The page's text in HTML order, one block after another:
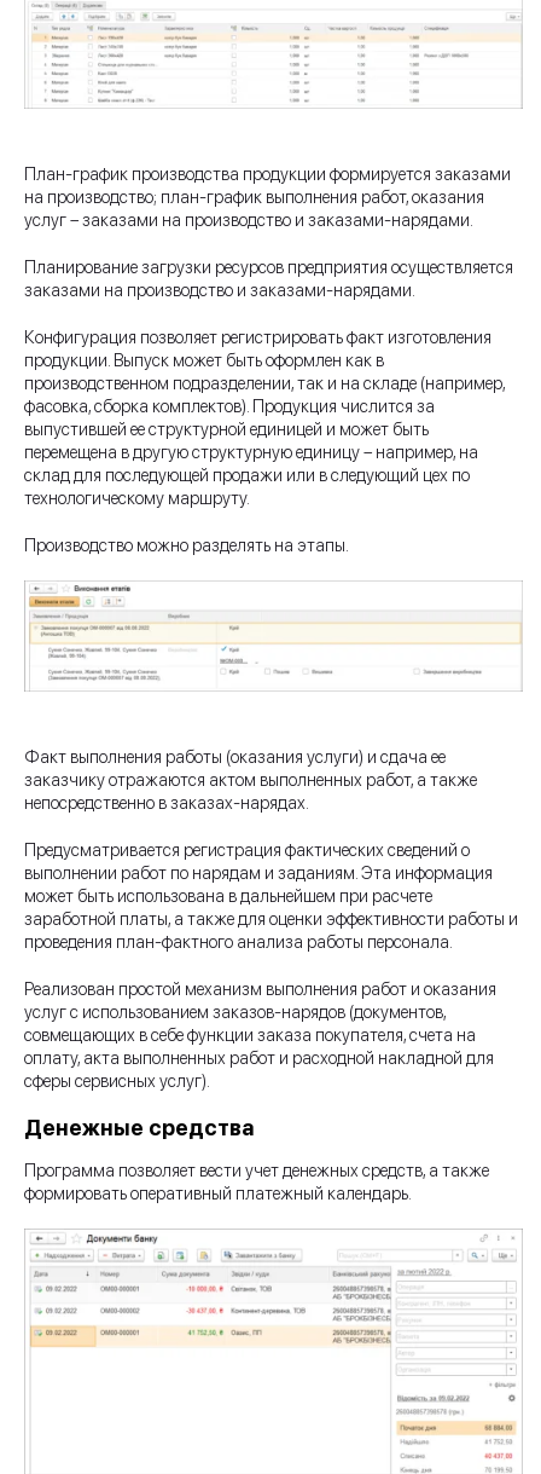
План-график производства продукции формируется заказами
на производство; план-график выполнения работ, оказания
услуг – заказами на производство и заказами-нарядами.
Планирование загрузки ресурсов предприятия осуществляется
заказами на производство и заказами-нарядами.
Конфигурация позволяет регистрировать факт изготовления
продукции. Выпуск может быть оформлен как в
производственном подразделении, так и на складе (например,
фасовка, сборка комплектов). Продукция числится за
выпустившей ее структурной единицей и может быть
перемещена в другую структурную единицу – например, на
склад для последующей продажи или в следующий цех по
технологическому маршруту.
Производство можно разделять на этапы.
Факт выполнения работы (оказания услуги) и сдача ее
заказчику отражаются актом выполненных работ, а также
непосредственно в заказах-нарядах.
Предусматривается регистрация фактических сведений о
выполнении работ по нарядам и заданиям. Эта информация
может быть использована в дальнейшем при расчете
заработной платы, а также для оценки эффективности работы и
проведения план-фактного анализа работы персонала.
Реализован простой механизм выполнения работ и оказания
услуг с использованием заказов-нарядов (документов,
совмещающих в себе функции заказа покупателя, счета на
оплату, акта выполненных работ и расходной накладной для
сферы сервисных услуг).
Денежные средства
Программа позволяет вести учет денежных средств, а также
формировать оперативный платежный календарь.